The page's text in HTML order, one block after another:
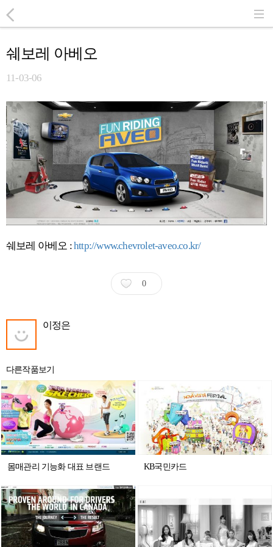
쉐보레 아베오
11-03-06
쉐보레 아베오 :http://www.chevrolet-aveo.co.kr/
0
이정은
다른작품보기
몸매관리 기능화 대표 브랜드 KB국민카드